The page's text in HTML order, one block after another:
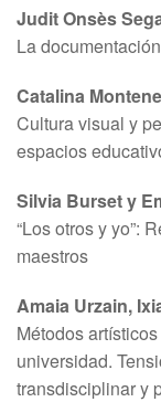
Judit Onsès
La
Catalina
Cultura visual y
espacios
Silvia Burset y
“Los otros y yo”:
maestros
Amaia Urzain,
Métodos
universidad.
transdisciplinar y